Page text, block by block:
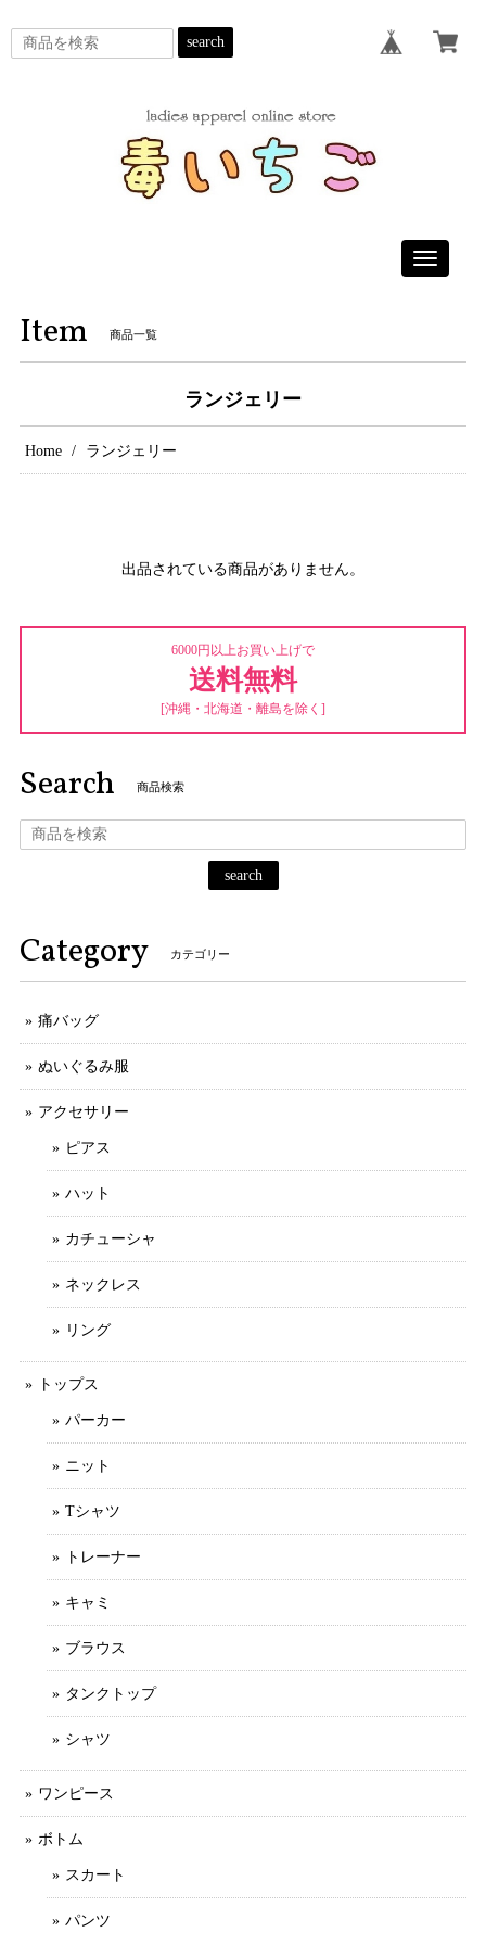
search
Toggle
Item 商品一覧
ランジェリー
Home ランジェリー
出品されている商品がありません。
6000円以上お買い上げで
送料無料
[沖縄・北海道・離島を除く]
Search 商品検索
search
Category カテゴリー
痛バッグ
ぬいぐるみ服
アクセサリー
ピアス
ハット
カチューシャ
ネックレス
リング
トップス
パーカー
ニット
Tシャツ
トレーナー
キャミ
ブラウス
タンクトップ
シャツ
ワンピース
ボトム
スカート
パンツ